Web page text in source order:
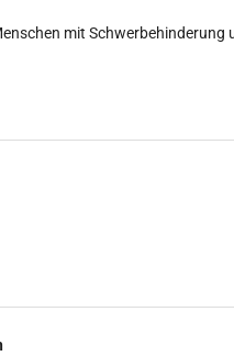
mit Schwerbehinderung